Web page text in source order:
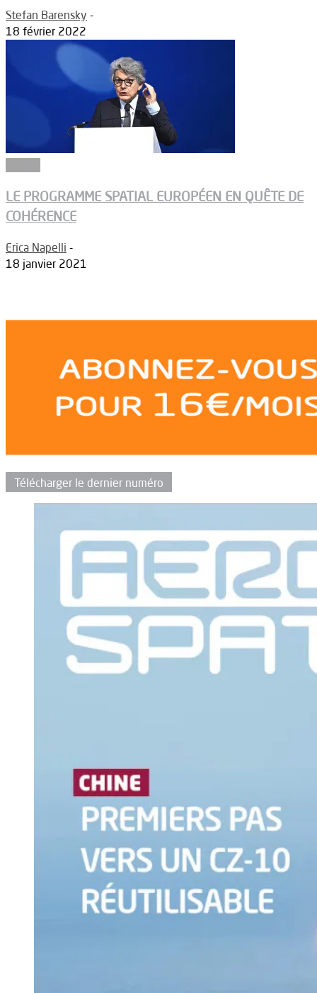
Stefan Barensky -
18 février 2022
LE PROGRAMME SPATIAL EUROPÉEN EN QUÊTE DE
COHÉRENCE
Erica Napelli -
18 janvier 2021
Télécharger le dernier numéro